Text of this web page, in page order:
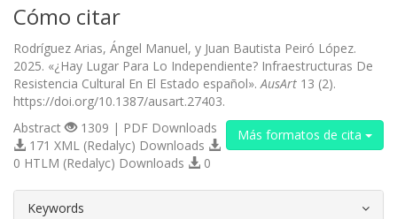
Cómo citar
Rodríguez Arias, Ángel Manuel, y Juan Bautista Peiró López.
2025. «¿Hay Lugar Para Lo Independiente? Infraestructuras De
Resistencia Cultural En El Estado español». AusArt 13 (2).
https://doi.org/10.1387/ausart.27403.
Más formatos de cita
Abstract
1309 | PDF Downloads
171 XML (Redalyc) Downloads
0 HTLM (Redalyc) Downloads
0
Keywords